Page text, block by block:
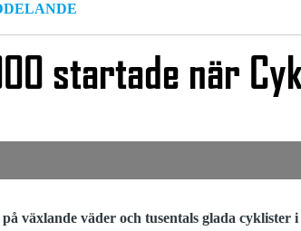
startade när
växlande väder och tusentals glada cyklister i